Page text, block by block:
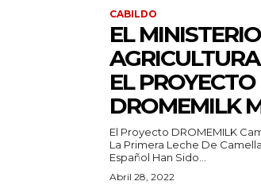
CABILDO
EL
EL PROYECTO
DROMEMILK
El Proyecto DROMEMILK
La Primera Leche De
Español Han Sido...
Abril 28, 2022